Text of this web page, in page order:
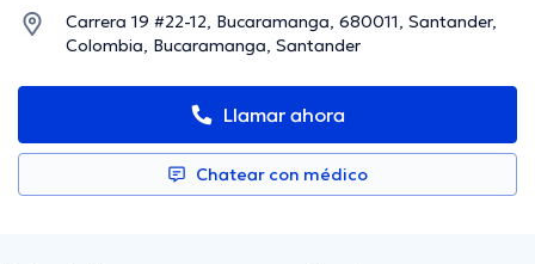
Carrera 19 #22-12, Bucaramanga, 680011, Santander,
Colombia, Bucaramanga, Santander
Llamar ahora
Chatear con médico